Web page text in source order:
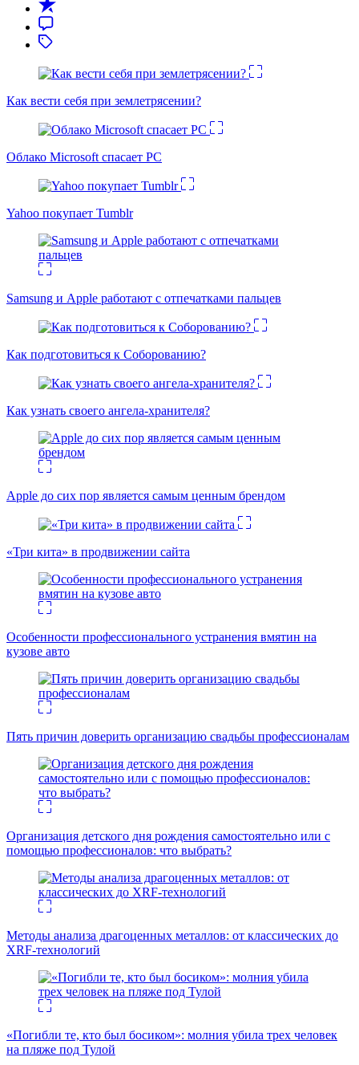
Как вести себя при землетрясении?
Облако Microsoft спасает PC
Yahoo покупает Tumblr
Samsung и Apple работают с отпечатками пальцев
Как подготовиться к Соборованию?
Как узнать своего ангела-хранителя?
Apple до сих пор является самым ценным брендом
«Три кита» в продвижении сайта
Особенности профессионального устранения вмятин на
кузове авто
Пять причин доверить организацию свадьбы профессионалам
Организация детского дня рождения самостоятельно или с
помощью профессионалов: что выбрать?
Методы анализа драгоценных металлов: от классических до
XRF-технологий
«Погибли те, кто был босиком»: молния убила трех человек
на пляже под Тулой